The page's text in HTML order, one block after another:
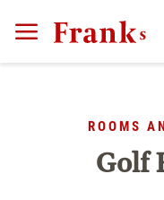
CLOSE
ROOMS
Golf